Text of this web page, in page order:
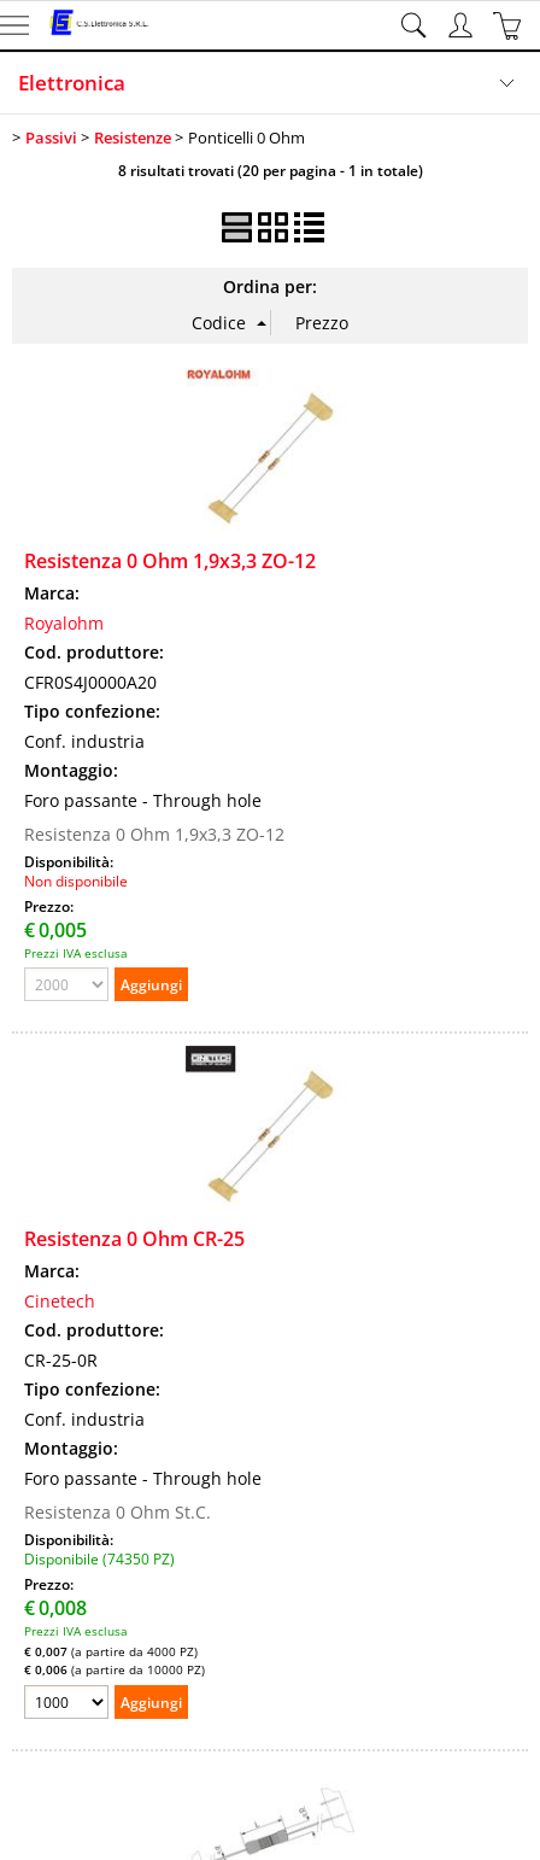
Elettronica
Illuminazione
Passivi Resistenze Ponticelli 0 Ohm
8 risultati trovati (20 per pagina - 1 in totale)
Ordina per:
Resistenza 0 Ohm 1,9x3,3 ZO-12
Marca:
Royalohm
Cod. produttore:
CFR0S4J0000A20
Tipo confezione:
Conf. industria
Montaggio:
Foro passante - Through hole
Resistenza 0 Ohm 1,9x3,3 ZO-12
Disponibilità:
Non disponibile
Prezzo:
€0,005
Prezzi IVA esclusa
Resistenza 0 Ohm CR-25
Marca:
Cinetech
Cod. produttore:
CR-25-0R
Tipo confezione:
Conf. industria
Montaggio:
Foro passante - Through hole
Resistenza 0 Ohm St.C.
Disponibilità:
Disponibile (74350 PZ)
Prezzo:
€0,008
Prezzi IVA esclusa
€ 0,007 (a partire da 4000 PZ)
€ 0,006 (a partire da 10000 PZ)